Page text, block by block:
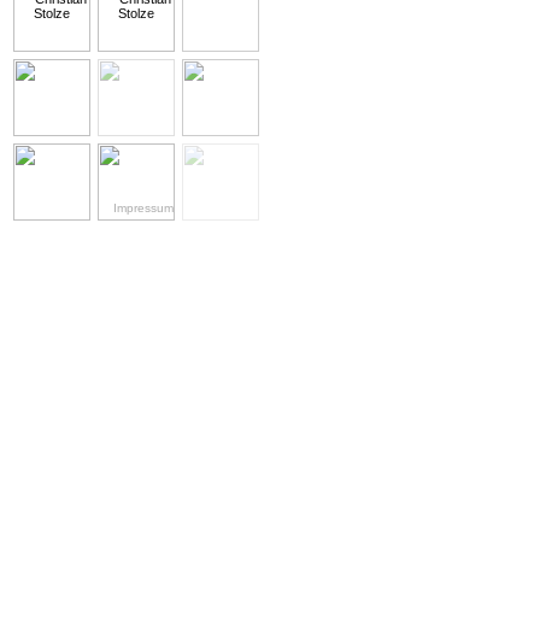
Impressum